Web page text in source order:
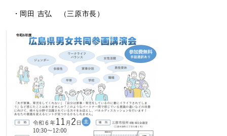
・岡田 吉弘 （三原市長）